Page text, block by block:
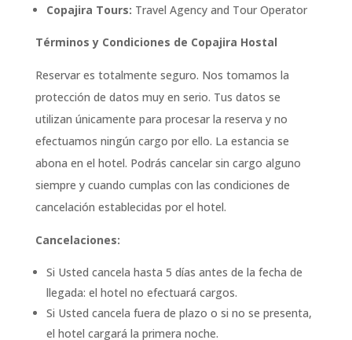
Copajira Tours: Travel Agency and Tour Operator
Términos y Condiciones de Copajira Hostal
Reservar es totalmente seguro. Nos tomamos la
protección de datos muy en serio. Tus datos se
utilizan únicamente para procesar la reserva y no
efectuamos ningún cargo por ello. La estancia se
abona en el hotel. Podrás cancelar sin cargo alguno
siempre y cuando cumplas con las condiciones de
cancelación establecidas por el hotel.
Cancelaciones:
Si Usted cancela hasta 5 días antes de la fecha de
llegada: el hotel no efectuará cargos.
Si Usted cancela fuera de plazo o si no se presenta,
el hotel cargará la primera noche.